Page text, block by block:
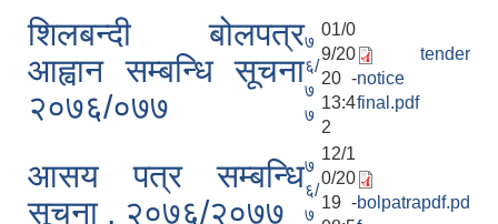
शिलबन्दी बोलपत्र
आह्वान सम्बन्धि सूचना
२०७६/०७७
७
६/
७
७
01/0
9/20
20 -
13:4
2
tender
notice
final.pdf
आसय पत्र सम्बन्धि
सूचना , २०७६/२०७७
७
६/
७
12/1
0/20
19 -bolpatrapdf.pd